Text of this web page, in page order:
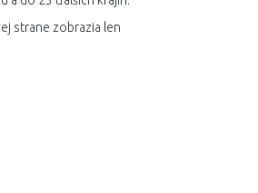
strane zobrazia len